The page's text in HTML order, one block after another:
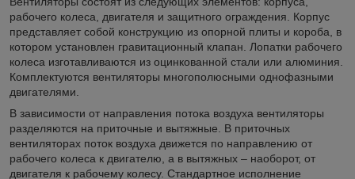
рабочего колеса, двигателя и защитного ограждения. Корпус
представляет собой конструкцию из опорной плиты и короба, в
котором установлен гравитационный клапан. Лопатки рабочего
колеса изготавливаются из оцинкованной стали или алюминия.
Комплектуются вентиляторы многополюсными однофазными
двигателями.
В зависимости от направления потока воздуха вентиляторы
разделяются на приточные и вытяжные. В приточных
вентиляторах поток воздуха движется по направлению от
рабочего колеса к двигателю, а в вытяжных – наоборот, от
двигателя к рабочему колесу. Стандартное исполнение